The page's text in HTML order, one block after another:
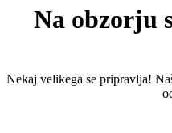
Na obzorju
Nekaj ​​velikega se pripravlja!